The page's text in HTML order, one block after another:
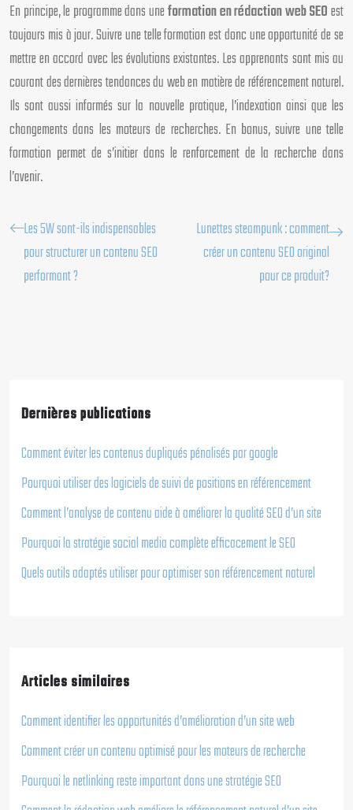
En principe, le programme dans uneformation en rédaction web SEOest
toujours mis à jour. Suivre une telle formation est donc une opportunité de se
mettre en accord avec les évolutions existantes. Les apprenants sont mis au
courant des dernières tendances du web en matière de référencement naturel.
Ils sont aussi informés sur la nouvelle pratique, l’indexation ainsi que les
changements dans les moteurs de recherches. En bonus, suivre une telle
formation permet de s’initier dans le renforcement de la recherche dans
l’avenir.
Les 5W sont-ils indispensables
pour structurer un contenu SEO
performant ?
Lunettes steampunk : comment
créer un contenu SEO original
pour ce produit?
Dernières publications
Comment éviter les contenus dupliqués pénalisés par google
Pourquoi utiliser des logiciels de suivi de positions en référencement
Comment l’analyse de contenu aide à améliorer la qualité SEO d’un site
Pourquoi la stratégie social media complète efficacement le SEO
Quels outils adaptés utiliser pour optimiser son référencement naturel
Articles similaires
Comment identifier les opportunités d’amélioration d’un site web
Comment créer un contenu optimisé pour les moteurs de recherche
Pourquoi le netlinking reste important dans une stratégie SEO